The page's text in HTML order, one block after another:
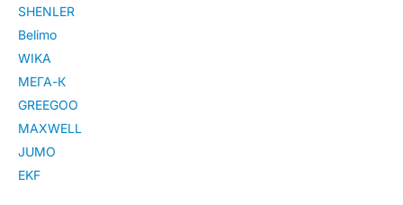
SHENLER
Belimo
WIKA
МЕГА-К
GREEGOO
MAXWELL
JUMO
EKF